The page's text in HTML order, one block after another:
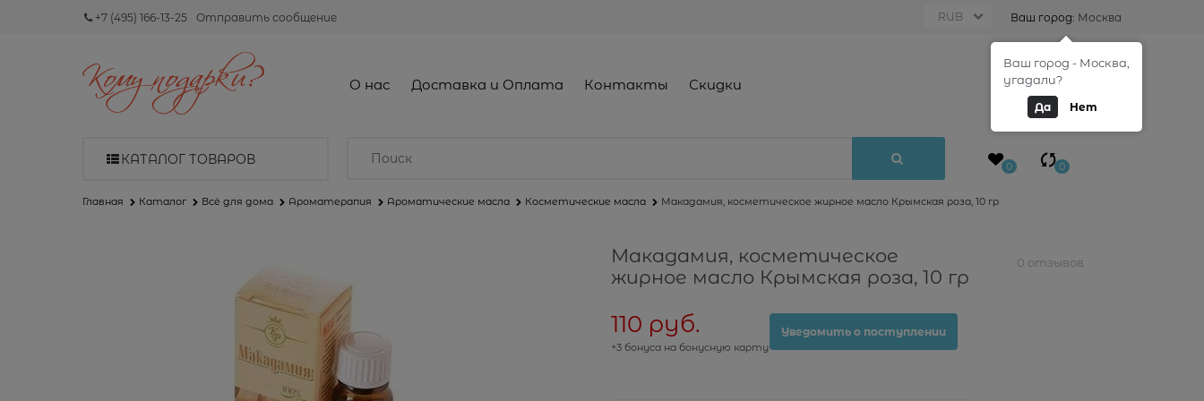
+7 (495) 166-13-25 Отправить сообщение Ваш город: Москва
О нас Доставка и Оплата Контакты Скидки
0
КАТАЛОГ ТОВАРОВ 0 0
Главная Каталог Всё для дома Ароматерапия Ароматические масла Косметические масла Макадамия, косметическое жирное масло Крымская роза, 10 гр
Макадамия, косметическое
жирное масло Крымская роза, 10 гр
110 руб.
+3 бонуса на бонусную карту
Уведомить о поступлении
0 отзывов
Ваш город - Москва,
угадали?
Да Нет